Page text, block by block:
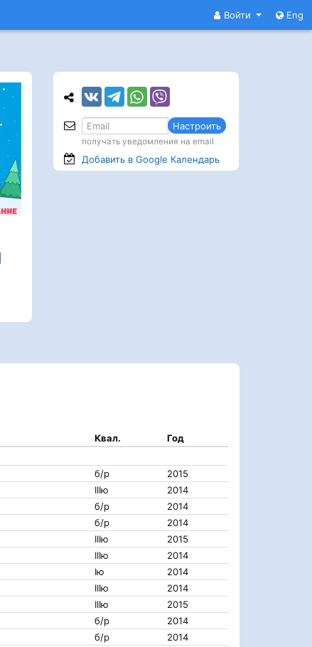
Войти Eng
Квал. Год
б/р
2015
IIIю
2014
б/р
2014
б/р
2014
IIIю
2015
IIIю
2014
Iю
2014
IIIю
2014
IIIю
2015
б/р
2014
б/р
2014
Настроить
получать уведомления на email
Добавить в Google Календарь